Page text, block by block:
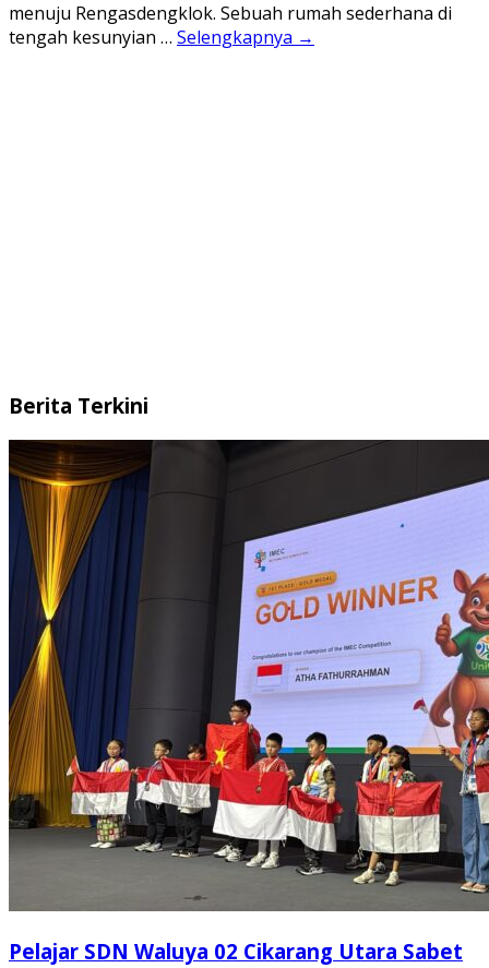
menuju Rengasdengklok. Sebuah rumah sederhana di
tengah kesunyian … Selengkapnya →
Berita Terkini
Pelajar SDN Waluya 02 Cikarang Utara Sabet